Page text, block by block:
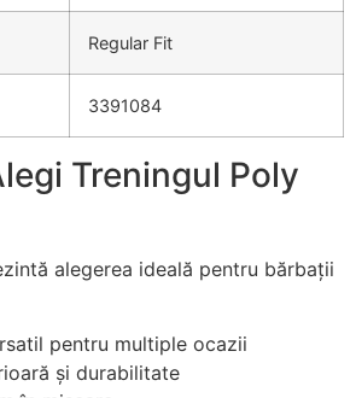
Regular Fit
3391084
Treningul Poly
alegerea ideală pentru bărbații
pentru multiple ocazii
și durabilitate